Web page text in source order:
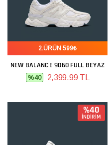
2.ÜRÜN 599₺
NEW BALANCE 9060 FULL BEYAZ
%40 2,399.99 TL
%40
İNDİRİM